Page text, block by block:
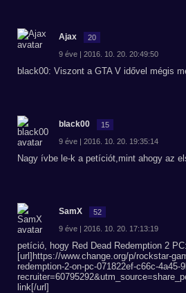
Ajax 20
9 éve | 2016. 10. 20. 20:49:50
black00: Viszont a GTA V idővel mégis
black00 15
9 éve | 2016. 10. 20. 19:35:14
Nagy ívbe le-k a petíciót,mint ahogy az
SamX 52
9 éve | 2016. 10. 20. 17:13:19
petíció, hogy Red Dead Redemption 2
[url]https://www.change.org/p/rockstar-
redemption-2-on-pc-071822ef-c66c-4a45-
link[/url]